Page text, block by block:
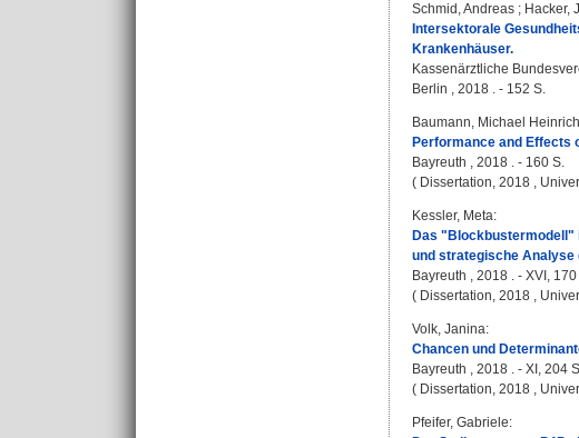
Schmid, Andreas ; Hacker,
Intersektorale
Krankenhäuser.
Kassenärztliche
Berlin , 2018 . - 152 S.
Baumann, Michael Heinrich
Performance and Effects
Bayreuth , 2018 . - 160 S.
( Dissertation, 2018 ,
Kessler, Meta:
Das "Blockbustermodell"
und strategische Analyse
Bayreuth , 2018 . - XVI, 170
( Dissertation, 2018 ,
Volk, Janina:
Chancen und
Bayreuth , 2018 . - XI, 204
( Dissertation, 2018 ,
Pfeifer, Gabriele: